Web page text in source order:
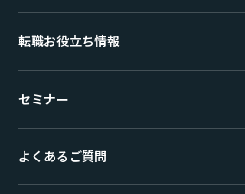
転職お役立ち情報
セミナー
よくあるご質問